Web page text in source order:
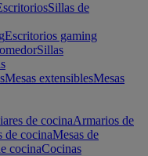
Sillas de
Escritorios gaming
Sillas
Mesas extensiblesMesas
de cocinaArmarios de
de cocinaMesas de
cocinaCocinas